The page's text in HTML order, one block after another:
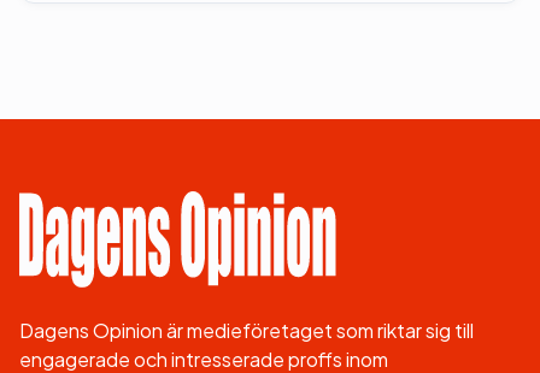
Dagens Opinion är medieföretaget som riktar sig till
engagerade och intresserade proffs inom